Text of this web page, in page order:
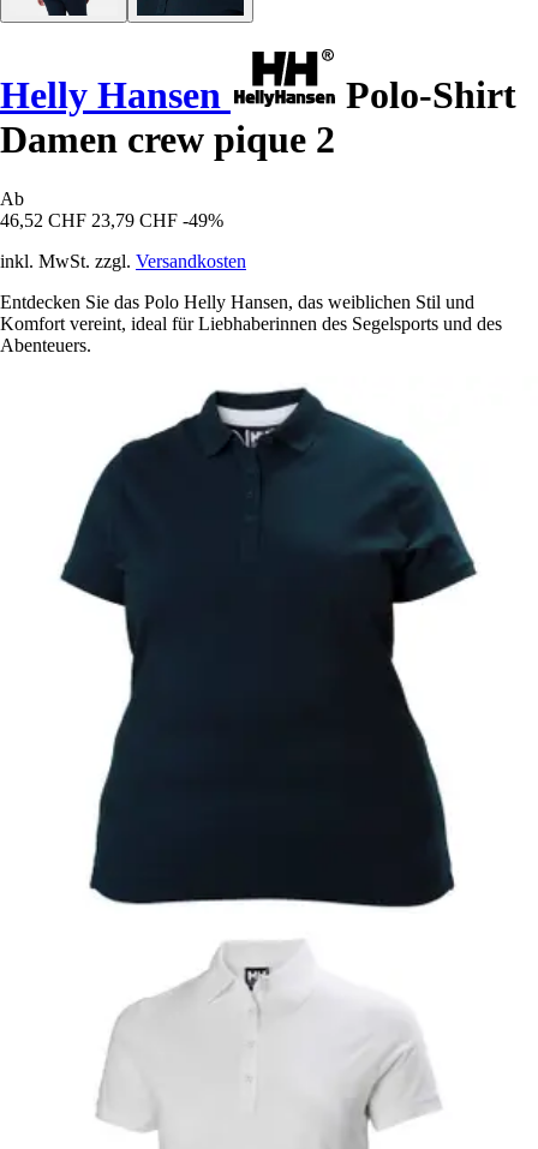
Helly Hansen
Polo-Shirt
Damen crew pique 2
Ab
46,52 CHF 23,79 CHF -49%
inkl. MwSt. zzgl. Versandkosten
Entdecken Sie das Polo Helly Hansen, das weiblichen Stil und
Komfort vereint, ideal für Liebhaberinnen des Segelsports und des
Abenteuers.